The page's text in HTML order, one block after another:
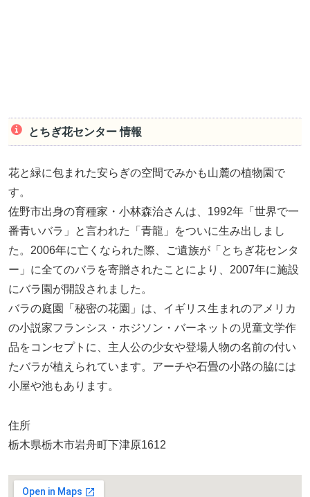
とちぎ花センター 情報
花と緑に包まれた安らぎの空間でみかも山麓の植物園で
す。
佐野市出身の育種家・小林森治さんは、1992年「世界で一
番青いバラ」と言われた「青龍」をついに生み出しまし
た。2006年に亡くなられた際、ご遺族が「とちぎ花センタ
ー」に全てのバラを寄贈されたことにより、2007年に施設
にバラ園が開設されました。
バラの庭園「秘密の花園」は、イギリス生まれのアメリカ
の小説家フランシス・ホジソン・バーネットの児童文学作
品をコンセプトに、主人公の少女や登場人物の名前の付い
たバラが植えられています。アーチや石畳の小路の脇には
小屋や池もあります。
住所
栃木県栃木市岩舟町下津原1612